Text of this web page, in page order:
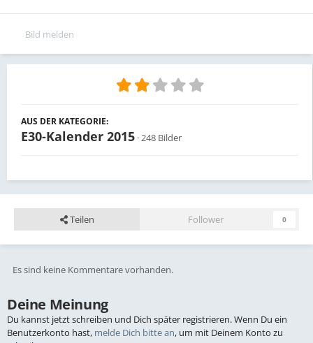
Bild melden
AUS DER KATEGORIE:
E30-Kalender 2015 · 248 Bilder
Teilen Follower 0
Es sind keine Kommentare vorhanden.
Deine Meinung
Du kannst jetzt schreiben und Dich später registrieren. Wenn Du ein
Benutzerkonto hast, melde Dich bitte an, um mit Deinem Konto zu